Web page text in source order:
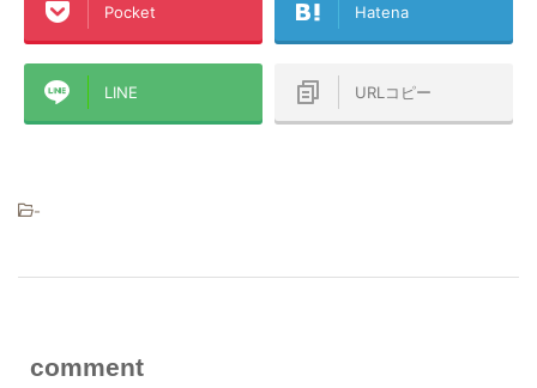
Pocket Hatena
LINE URLコピー
-
comment